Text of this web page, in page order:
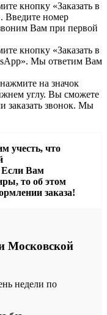
кнопку «Заказать в
Введите номер
Вам при первой
кнопку «Заказать в
Мы ответим Вам
на значок
углу. Вы сможете
заказать звонок. Мы
учесть, что
Если Вам
то об этом
заказа!
Московской
недели по